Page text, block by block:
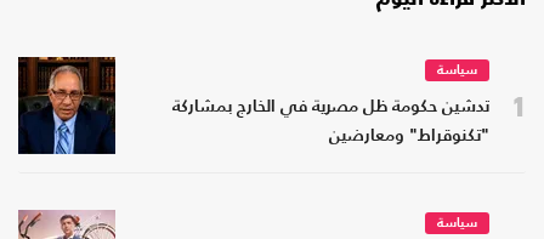
1
سياسة
تدشين حكومة ظل مصرية في الخارج بمشاركة
"تكنوقراط" ومعارضين
سياسة